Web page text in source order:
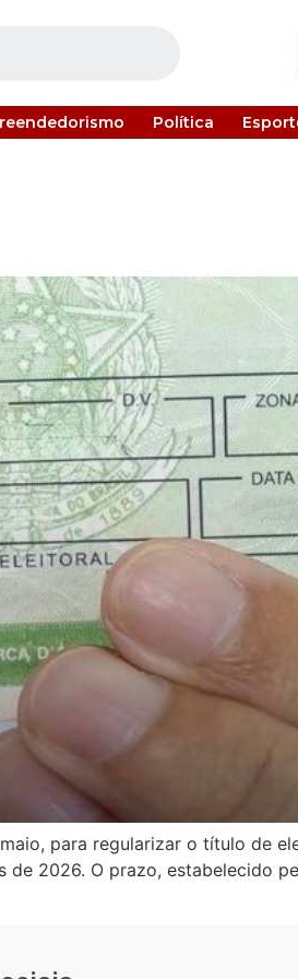
Política
para regularizar o título de
2026. O prazo, estabelecido